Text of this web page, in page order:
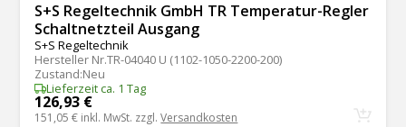
S+S Regeltechnik GmbH TR Temperatur-Regler
Schaltnetzteil Ausgang
S+S Regeltechnik
Hersteller Nr.TR-04040 U (1102-1050-2200-200)
Zustand:Neu
Lieferzeit ca. 1 Tag
126,93 €
151,05 € inkl. MwSt. zzgl.Versandkosten